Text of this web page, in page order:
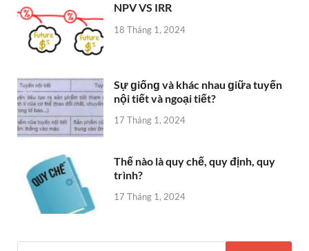
NPV VS IRR
18 Tháng 1, 2024
Sự ɡiốnɡ và khác nhau ɡiữa tuyến
nội tiết và ngoại tiết?
17 Tháng 1, 2024
Thế nào là quy chế, quy định, quy
trình?
17 Tháng 1, 2024